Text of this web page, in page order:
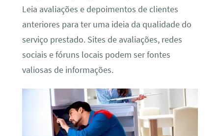
Leia avaliações e depoimentos de clientes
anteriores para ter uma ideia da qualidade do
serviço prestado. Sites de avaliações, redes
sociais e fóruns locais podem ser fontes
valiosas de informações.